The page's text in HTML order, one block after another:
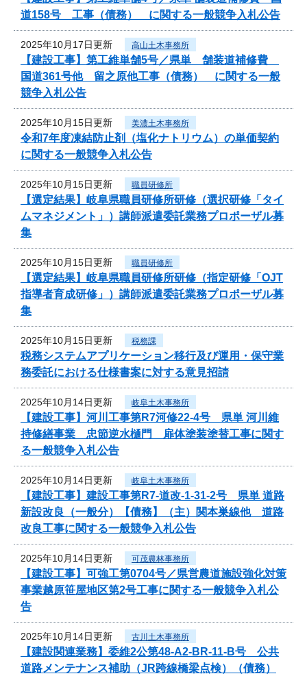
道158号 工事（債務） に関する一般競争入札公告
2025年10月17日更新 高山土木事務所
【建設工事】第工維単舗5号／県単 舗装道補修費
国道361号他 留之原他工事（債務） に関する一般
競争入札公告
2025年10月15日更新 美濃土木事務所
令和7年度凍結防止剤（塩化ナトリウム）の単価契約
に関する一般競争入札公告
2025年10月15日更新 職員研修所
【選定結果】岐阜県職員研修所研修（選択研修「タイ
ムマネジメント」）講師派遣委託業務プロポーザル募
集
2025年10月15日更新 職員研修所
【選定結果】岐阜県職員研修所研修（指定研修「OJT
指導者育成研修」）講師派遣委託業務プロポーザル募
集
2025年10月15日更新 税務課
税務システムアプリケーション移行及び運用・保守業
務委託における仕様書案に対する意見招請
2025年10月14日更新 岐阜土木事務所
【建設工事】河川工事第R7河修22-4号 県単 河川維
持修繕事業 忠節逆水樋門 扉体塗装塗替工事に関す
る一般競争入札公告
2025年10月14日更新 岐阜土木事務所
【建設工事】建設工事第R7-道改-1-31-2号 県単 道路
新設改良（一般分）【債務】（主）関本巣線他 道路
改良工事に関する一般競争入札公告
2025年10月14日更新 可茂農林事務所
【建設工事】可強工第0704号／県営農道施設強化対策
事業越原笹屋地区第2号工事に関する一般競争入札公
告
2025年10月14日更新 古川土木事務所
【建設関連業務】委維2公第48-A2-BR-11-B号 公共
道路メンテナンス補助（JR跨線橋梁点検）（債務）